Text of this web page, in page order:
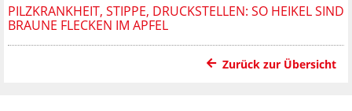
PILZKRANKHEIT, STIPPE, DRUCKSTELLEN: SO HEIKEL SIND
BRAUNE FLECKEN IM APFEL
Zurück zur Übersicht